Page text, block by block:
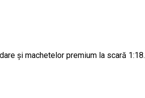
și machetelor premium la scară 1:18.